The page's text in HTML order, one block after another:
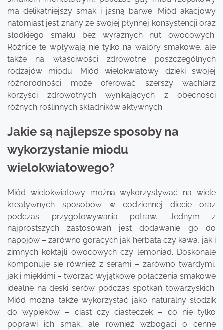
ma delikatniejszy smak i jasną barwę. Miód akacjowy
natomiast jest znany ze swojej płynnej konsystencji oraz
słodkiego smaku bez wyraźnych nut owocowych.
Różnice te wpływają nie tylko na walory smakowe, ale
także na właściwości zdrowotne poszczególnych
rodzajów miodu. Miód wielokwiatowy dzięki swojej
różnorodności może oferować szerszy wachlarz
korzyści zdrowotnych wynikających z obecności
różnych roślinnych składników aktywnych.
Jakie są najlepsze sposoby na
wykorzystanie miodu
wielokwiatowego?
Miód wielokwiatowy można wykorzystywać na wiele
kreatywnych sposobów w codziennej diecie oraz
podczas przygotowywania potraw. Jednym z
najprostszych zastosowań jest dodawanie go do
napojów – zarówno gorących jak herbata czy kawa, jak i
zimnych koktajli owocowych czy lemoniad. Doskonale
komponuje się również z serami – zarówno twardymi,
jak i miękkimi – tworząc wyjątkowe połączenia smakowe
idealne na deski serów podczas spotkań towarzyskich.
Miód można także wykorzystać jako naturalny słodzik
do wypieków – ciast czy ciasteczek – co nie tylko
poprawi ich smak, ale również wzbogaci o cenne